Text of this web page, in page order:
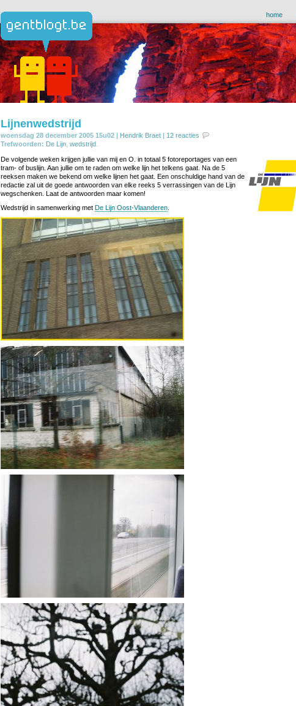
home
Lijnenwedstrijd
woensdag 28 december 2005 15u02 | Hendrik Braet | 12 reacties
Trefwoorden: De Lijn wedstrijd
De volgende weken krijgen jullie van mij en O. in totaal 5 fotoreportages van een
tram- of buslijn. Aan jullie om te raden om welke lijn het telkens gaat. Na de 5
reeksen maken we bekend om welke lijnen het gaat. Een onschuldige hand van de
redactie zal uit de goede antwoorden van elke reeks 5 verrassingen van de Lijn
wegschenken. Laat de antwoorden maar komen!
Wedstrijd in samenwerking met De Lijn Oost-Vlaanderen